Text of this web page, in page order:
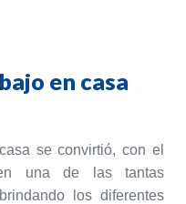
en casa
se convirtió, con el
una de las tantas
los diferentes